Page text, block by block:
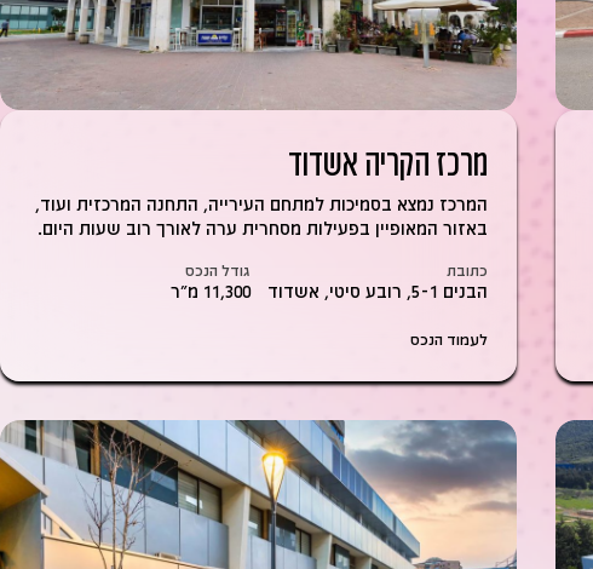
מרכז הקריה אשדוד
המרכז נמצא בסמיכות למתחם העירייה, התחנה המרכזית ועוד,
באזור המאופיין בפעילות מסחרית ערה לאורך רוב שעות היום.
כתובת
הבנים 5-1, רובע סיטי, אשדוד
גודל הנכס
11,300 מ״ר
לעמוד הנכס